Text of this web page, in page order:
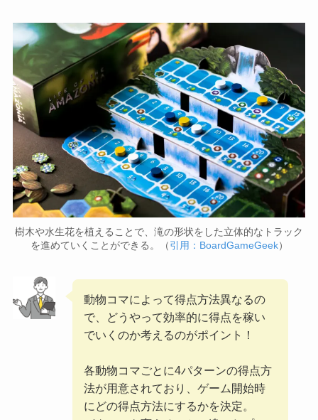
樹木や水生花を植えることで、滝の形状をした立体的なトラック
を進めていくことができる。（ 引用：BoardGameGeek）
動物コマによって得点方法異なるの
で、どうやって効率的に得点を稼い
でいくのか考えるのがポイント！
各動物コマごとに4パターンの得点方
法が用意されており、ゲーム開始時
にどの得点方法にするかを決定。